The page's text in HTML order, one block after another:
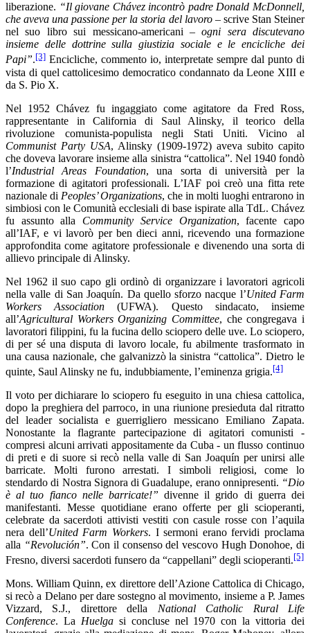
liberazione. “Il giovane Chávez incontrò padre Donald McDonnell,
che aveva una passione per la storia del lavoro– scrive Stan Steiner
nel suo libro sui messicano-americani –ogni sera discutevano
insieme delle dottrine sulla giustizia sociale e le encicliche dei
Papi”.[3] Encicliche, commento io, interpretate sempre dal punto di
vista di quel cattolicesimo democratico condannato da Leone XIII e
da S. Pio X.
Nel 1952 Chávez fu ingaggiato come agitatore da Fred Ross,
rappresentante in California di Saul Alinsky, il teorico della
rivoluzione comunista-populista negli Stati Uniti. Vicino al
Communist Party USA, Alinsky (1909-1972) aveva subito capito
che doveva lavorare insieme alla sinistra “cattolica”. Nel 1940 fondò
l’Industrial Areas Foundation, una sorta di università per la
formazione di agitatori professionali. L’IAF poi creò una fitta rete
nazionale di Peoples’ Organizations, che in molti luoghi entrarono in
simbiosi con le Comunità ecclesiali di base ispirate alla TdL. Chávez
fu assunto alla Community Service Organization, facente capo
all’IAF, e vi lavorò per ben dieci anni, ricevendo una formazione
approfondita come agitatore professionale e divenendo una sorta di
allievo principale di Alinsky.
Nel 1962 il suo capo gli ordinò di organizzare i lavoratori agricoli
nella valle di San Joaquín. Da quello sforzo nacque l’United Farm
Workers Association (UFWA). Questo sindacato, insieme
all’Agricultural Workers Organizing Committee, che congregava i
lavoratori filippini, fu la fucina dello sciopero delle uve. Lo sciopero,
di per sé una disputa di lavoro locale, fu abilmente trasformato in
una causa nazionale, che galvanizzò la sinistra “cattolica”. Dietro le
quinte, Saul Alinsky ne fu, indubbiamente, l’eminenza grigia.[4]
Il voto per dichiarare lo sciopero fu eseguito in una chiesa cattolica,
dopo la preghiera del parroco, in una riunione presieduta dal ritratto
del leader socialista e guerrigliero messicano Emiliano Zapata.
Nonostante la flagrante partecipazione di agitatori comunisti -
compresi alcuni arrivati appositamente ​​da Cuba - un flusso continuo
di preti e di suore si recò nella valle di San Joaquín per unirsi alle
barricate. Molti furono arrestati. I simboli religiosi, come lo
stendardo di Nostra Signora di Guadalupe, erano onnipresenti. “Dio
è al tuo fianco nelle barricate!” divenne il grido di guerra dei
manifestanti. Messe quotidiane erano offerte per gli scioperanti,
celebrate da sacerdoti attivisti vestiti con casule rosse con l’aquila
nera dell’United Farm Workers. I sermoni erano fervidi proclama
alla “Revolución”. Con il consenso del vescovo Hugh Donohoe, di
Fresno, diversi sacerdoti funsero da “cappellani” degli scioperanti.[5]
Mons. William Quinn, ex direttore dell’Azione Cattolica di Chicago,
si recò a Delano per dare sostegno al movimento, insieme a P. James
Vizzard, S.J., direttore della National Catholic Rural Life
Conference. La Huelgasi concluse nel 1970 con la vittoria dei